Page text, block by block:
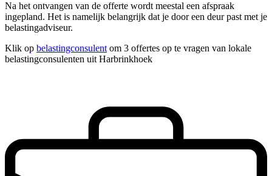
Na het ontvangen van de offerte wordt meestal een afspraak
ingepland. Het is namelijk belangrijk dat je door een deur past met je
belastingadviseur.
Klik op belastingconsulent om 3 offertes op te vragen van lokale
belastingconsulenten uit Harbrinkhoek